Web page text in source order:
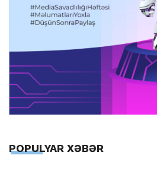
POPULYAR XƏBƏR